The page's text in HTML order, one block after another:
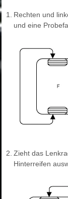
1.
Rechten und
und eine
2. Zieht das
Hinterreifen